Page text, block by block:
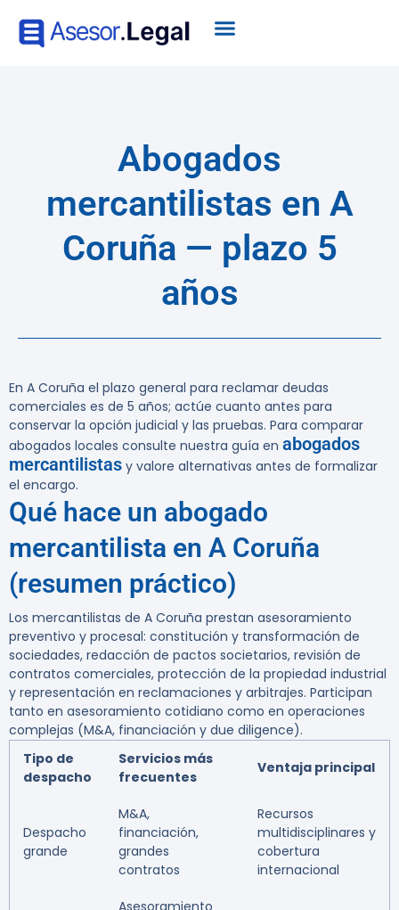
Abogados
mercantilistas en A
Coruña — plazo 5
años
En A Coruña el plazo general para reclamar deudas
comerciales es de 5 años; actúe cuanto antes para
conservar la opción judicial y las pruebas. Para comparar
abogados locales consulte nuestra guía en abogados
mercantilistas y valore alternativas antes de formalizar
el encargo.
Qué hace un abogado
mercantilista en A Coruña
(resumen práctico)
Los mercantilistas de A Coruña prestan asesoramiento
preventivo y procesal: constitución y transformación de
sociedades, redacción de pactos societarios, revisión de
contratos comerciales, protección de la propiedad industrial
y representación en reclamaciones y arbitrajes. Participan
tanto en asesoramiento cotidiano como en operaciones
complejas (M&A, financiación y due diligence).
Tipo de
despacho
Servicios más
frecuentes
Ventaja principal
Despacho
grande
M&A,
financiación,
grandes
contratos
Recursos
multidisciplinares y
cobertura
internacional